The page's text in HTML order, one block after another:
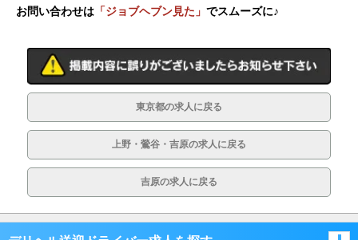
お問い合わせは「ジョブヘブン見た」 でスムーズに♪
東京都の求人に戻る
上野・鶯谷・吉原の求人に戻る
吉原の求人に戻る